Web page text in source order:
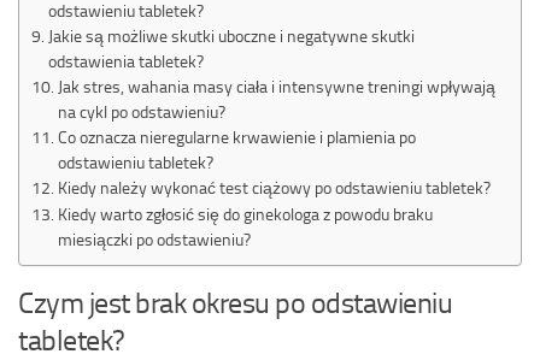
odstawieniu tabletek?
Jakie są możliwe skutki uboczne i negatywne skutki
odstawienia tabletek?
Jak stres, wahania masy ciała i intensywne treningi wpływają
na cykl po odstawieniu?
Co oznacza nieregularne krwawienie i plamienia po
odstawieniu tabletek?
Kiedy należy wykonać test ciążowy po odstawieniu tabletek?
Kiedy warto zgłosić się do ginekologa z powodu braku
miesiączki po odstawieniu?
Czym jest brak okresu po odstawieniu
tabletek?